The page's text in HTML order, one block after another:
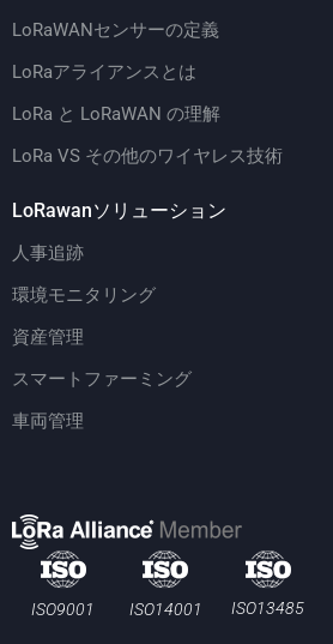
LoRaWANセンサーの定義
LoRaアライアンスとは
LoRa と LoRaWAN の理解
LoRa VS その他のワイヤレス技術
LoRawanソリューション
人事追跡
環境モニタリング
資産管理
スマートファーミング
車両管理
ISO9001 ISO14001 ISO13485